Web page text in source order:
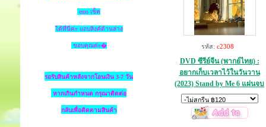
ems เช็ค
ได้ที่นี่ค่ะ แถบลิงค์ด้านล่าง
ขอบคุณค่ะ�
รอรับสินค้าหลังจากโอนเงิน 3-7 วัน
หากเกินกำหนด กรุณาติดต่อ
กลับเพื่อติดตามสินค้า
รหัส: c2308
DVD ซีรีย์จีน (พากย์ไทย) :
อยากเก็บเวลาไว้ในวันวาน
(2023) Stand by Me 6 แผ่นจบ